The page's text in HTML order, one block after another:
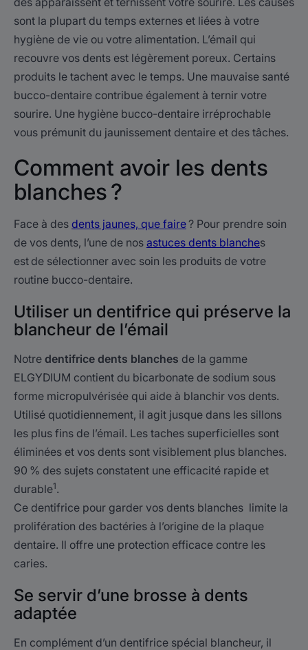
sont la plupart du temps externes et liées à votre
hygiène de vie ou votre alimentation. L’émail qui
recouvre vos dents est légèrement poreux. Certains
produits le tachent avec le temps. Une mauvaise santé
bucco-dentaire contribue également à ternir votre
sourire. Une hygiène bucco-dentaire irréprochable
vous prémunit du jaunissement dentaire et des tâches.
Comment avoir les dents
blanches ?
Face à des dents jaunes, que faire ? Pour prendre soin
de vos dents, l’une de nos astuces dents blanches
est de sélectionner avec soin les produits de votre
routine bucco-dentaire.
Utiliser un dentifrice qui préserve la
blancheur de l’émail
Notre dentifrice dents blanches de la gamme
ELGYDIUM contient du bicarbonate de sodium sous
forme micropulvérisée qui aide à blanchir vos dents.
Utilisé quotidiennement, il agit jusque dans les sillons
les plus fins de l’émail. Les taches superficielles sont
éliminées et vos dents sont visiblement plus blanches.
90 % des sujets constatent une efficacité rapide et
durable1.
Ce dentifrice pour garder vos dents blanches limite la
prolifération des bactéries à l’origine de la plaque
dentaire. Il offre une protection efficace contre les
caries.
Se servir d’une brosse à dents
adaptée
En complément d’un dentifrice spécial blancheur, il